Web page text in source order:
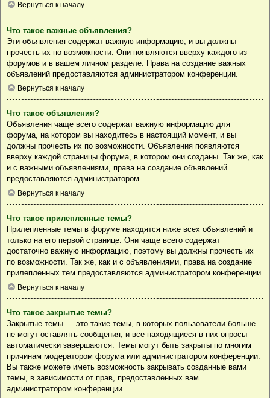
Вернуться к началу
Что такое важные объявления?
Эти объявления содержат важную информацию, и вы должны
прочесть их по возможности. Они появляются вверху каждого из
форумов и в вашем личном разделе. Права на создание важных
объявлений предоставляются администратором конференции.
Вернуться к началу
Что такое объявления?
Объявления чаще всего содержат важную информацию для
форума, на котором вы находитесь в настоящий момент, и вы
должны прочесть их по возможности. Объявления появляются
вверху каждой страницы форума, в котором они созданы. Так же, как
и с важными объявлениями, права на создание объявлений
предоставляются администратором.
Вернуться к началу
Что такое прилепленные темы?
Прилепленные темы в форуме находятся ниже всех объявлений и
только на его первой странице. Они чаще всего содержат
достаточно важную информацию, поэтому вы должны прочесть их
по возможности. Так же, как и с объявлениями, права на создание
прилепленных тем предоставляются администратором конференции.
Вернуться к началу
Что такое закрытые темы?
Закрытые темы — это такие темы, в которых пользователи больше
не могут оставлять сообщения, и все находящиеся в них опросы
автоматически завершаются. Темы могут быть закрыты по многим
причинам модератором форума или администратором конференции.
Вы также можете иметь возможность закрывать созданные вами
темы, в зависимости от прав, предоставленных вам
администратором конференции.